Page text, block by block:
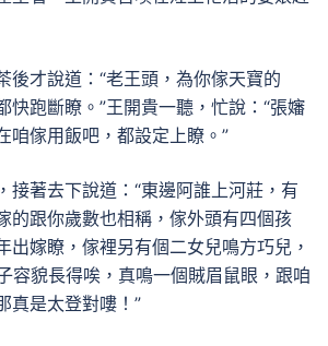
才說道：“老王頭，為你傢天寶的
快跑斷瞭。”王開貴一聽，忙說：“張嬸
咱傢用飯吧，都設定上瞭。”
著去下說道：“東邊阿誰上河莊，有
的跟你歲數也相稱，傢外頭有四個孩
出嫁瞭，傢裡另有個二女兒鳴方巧兒，
容貌長得唉，真鳴一個賊眉鼠眼，跟咱
真是太登對嘍！”